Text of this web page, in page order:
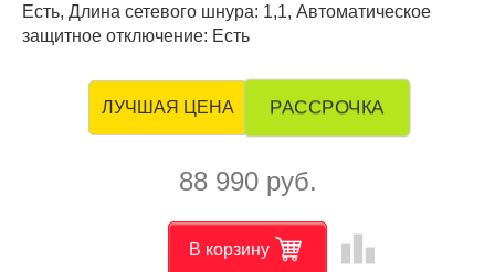
Есть, Длина сетевого шнура: 1,1, Автоматическое
защитное отключение: Есть
ЛУЧШАЯ ЦЕНА РАССРОЧКА
88 990 руб.
В корзину leaderboard